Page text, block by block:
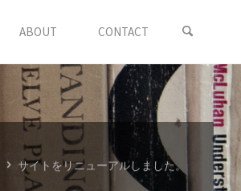
ABOUT CONTACT
サイトをリニューアルしました。